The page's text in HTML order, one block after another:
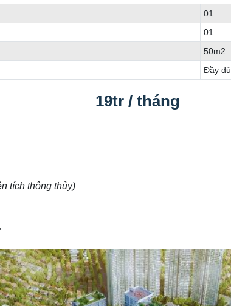
01
01
50m2
Đầy đủ
19tr / tháng
tích thông thủy)